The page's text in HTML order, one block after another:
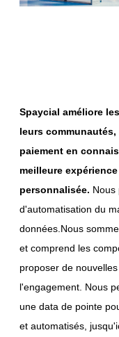
Spaycial améliore
leurs
paiement en
meilleure
personnalisée. Nous
d'automatisation du
données. Nous
et comprend les
proposer de
l'engagement. Nous
une data de pointe
et automatisés,